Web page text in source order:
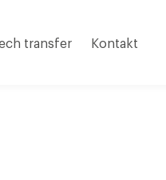
transfer Kontakt